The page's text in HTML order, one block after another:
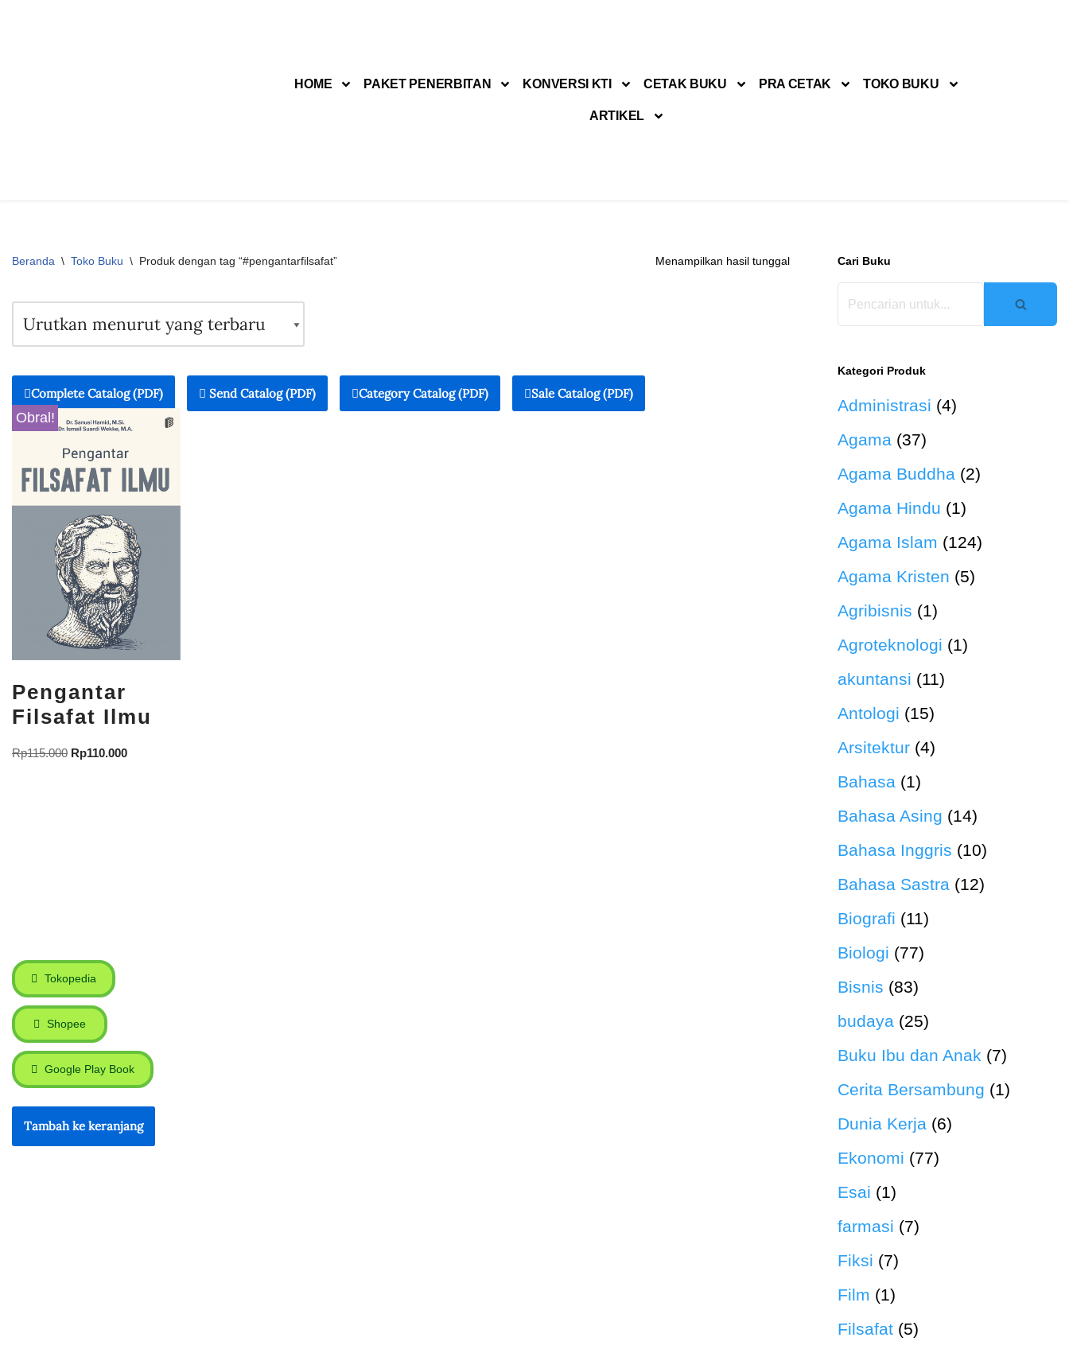
HOME PAKET PENERBITAN KONVERSI KTI CETAK BUKU PRA CETAK TOKO BUKU
ARTIKEL
Beranda \ Toko Buku \ Produk dengan tag “#pengantarfilsafat” Menampilkan hasil tunggal
Complete Catalog (PDF) Send Catalog (PDF) Category Catalog (PDF) Sale Catalog (PDF)
Obral!
Pengantar
Filsafat Ilmu
Rp115.000 Rp110.000
Tokopedia
Shopee
Google Play Book
Tambah ke keranjang
Cari Buku
Kategori Produk
Administrasi (4)
Agama (37)
Agama Buddha (2)
Agama Hindu (1)
Agama Islam (124)
Agama Kristen (5)
Agribisnis (1)
Agroteknologi (1)
akuntansi (11)
Antologi (15)
Arsitektur (4)
Bahasa (1)
Bahasa Asing (14)
Bahasa Inggris (10)
Bahasa Sastra (12)
Biografi (11)
Biologi (77)
Bisnis (83)
budaya (25)
Buku Ibu dan Anak (7)
Cerita Bersambung (1)
Dunia Kerja (6)
Ekonomi (77)
Esai (1)
farmasi (7)
Fiksi (7)
Film (1)
Filsafat (5)